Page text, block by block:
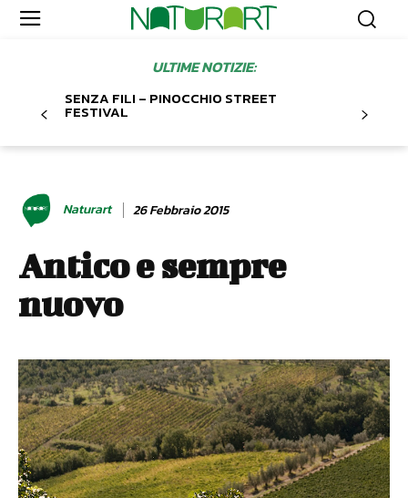
ULTIME NOTIZIE:
SENZA FILI – PINOCCHIO STREET
FESTIVAL
Naturart 26 Febbraio 2015
Antico e sempre
nuovo